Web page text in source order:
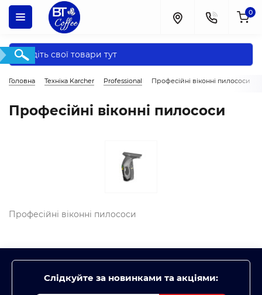
0
Головна Техніка Karcher Professional Професійні віконні пилососи
Професійні віконні пилососи
Професійні віконні пилососи
Слідкуйте за новинками та акціями: